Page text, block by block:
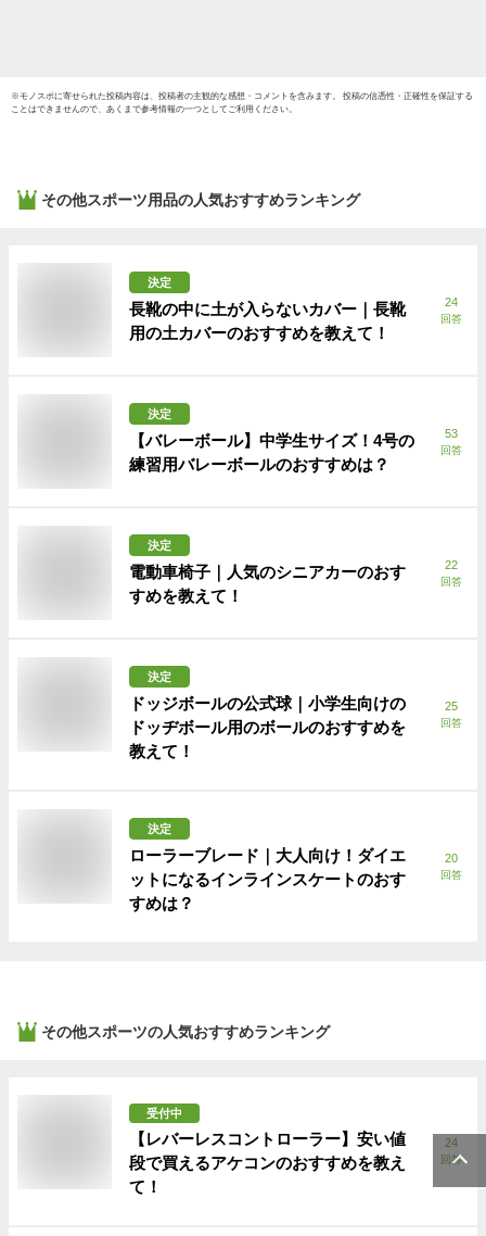
※モノスポに寄せられた投稿内容は、投稿者の主観的な感想・コメントを含みます。 投稿の信憑性・正確性を保証する
ことはできませんので、あくまで参考情報の一つとしてご利用ください。
その他スポーツ用品の人気おすすめランキング
決定
長靴の中に土が入らないカバー｜長靴
用の土カバーのおすすめを教えて！
24
回答
決定
【バレーボール】中学生サイズ！4号の
練習用バレーボールのおすすめは？
53
回答
決定
電動車椅子｜人気のシニアカーのおす
すめを教えて！
22
回答
決定
ドッジボールの公式球｜小学生向けの
ドッヂボール用のボールのおすすめを
教えて！
25
回答
決定
ローラーブレード｜大人向け！ダイエ
ットになるインラインスケートのおす
すめは？
20
回答
その他スポーツの人気おすすめランキング
受付中
【レバーレスコントローラー】安い値
段で買えるアケコンのおすすめを教え
て！
24
回答